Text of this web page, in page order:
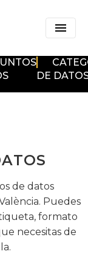
DE
de datos
Puedes
formato
necesitas de